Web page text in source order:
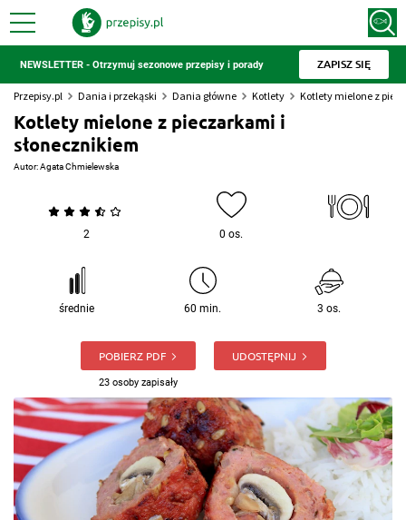
NEWSLETTER - Otrzymuj sezonowe przepisy i porady ZAPISZ SIĘ
Przepisy.pl Dania i przekąski Dania główne Kotlety Kotlety mielone z
Kotlety mielone z pieczarkami i
słonecznikiem
Autor:Agata Chmielewska
2 0 os.
średnie 60 min. 3 os.
POBIERZ PDF
23 osoby zapisały
UDOSTĘPNIJ